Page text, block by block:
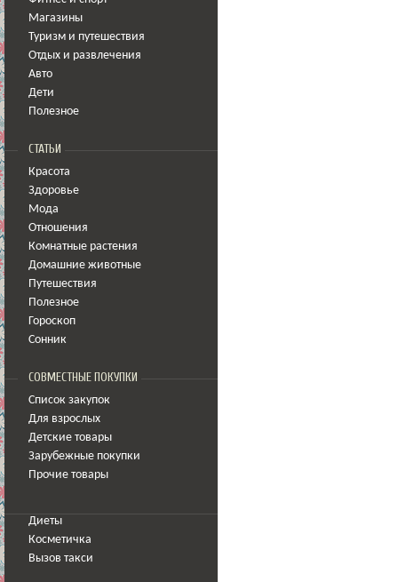
Магазины
Туризм и путешествия
Отдых и развлечения
Авто
Дети
Полезное
СТАТЬИ
Красота
Здоровье
Мода
Отношения
Комнатные растения
Домашние животные
Путешествия
Полезное
Гороскоп
Сонник
СОВМЕСТНЫЕ ПОКУПКИ
Список закупок
Для взрослых
Детские товары
Зарубежные покупки
Прочие товары
Диеты
Косметичка
Вызов такси